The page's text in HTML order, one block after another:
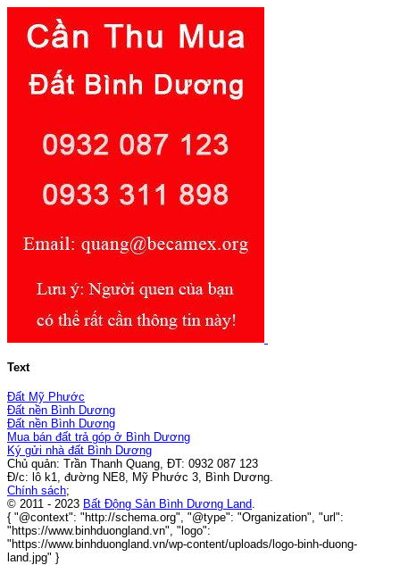
Text
Đất Mỹ Phước
Đất nền Bình Dương
Đất nền Bình Dương
Mua bán đất trả góp ở Bình Dương
Ký gửi nhà đất Bình Dương
Chủ quản: Trần Thanh Quang, ĐT: 0932 087 123
Đ/c: lô k1, đường NE8, Mỹ Phước 3, Bình Dương.
Chính sách;
© 2011 - 2023 Bất Động Sản Bình Dương Land
{ "@context": "http://schema.org", "@type": "Organization", "url":
"https://www.binhduongland.vn", "logo":
"https://www.binhduongland.vn/wp-content/uploads/logo-binh-duong-
land.jpg" }